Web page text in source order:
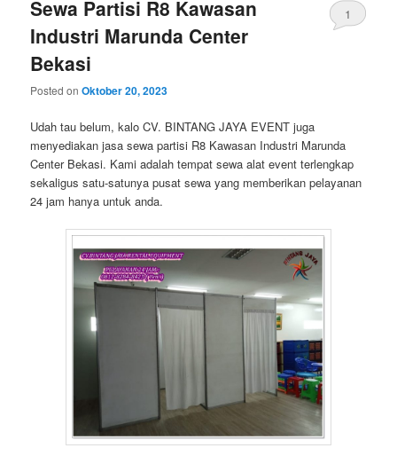
Sewa Partisi R8 Kawasan
Industri Marunda Center
Bekasi
Posted onOktober 20, 2023
1
Udah tau belum, kalo CV. BINTANG JAYA EVENT juga
menyediakan jasa sewa partisi R8 Kawasan Industri Marunda
Center Bekasi. Kami adalah tempat sewa alat event terlengkap
sekaligus satu-satunya pusat sewa yang memberikan pelayanan
24 jam hanya untuk anda.